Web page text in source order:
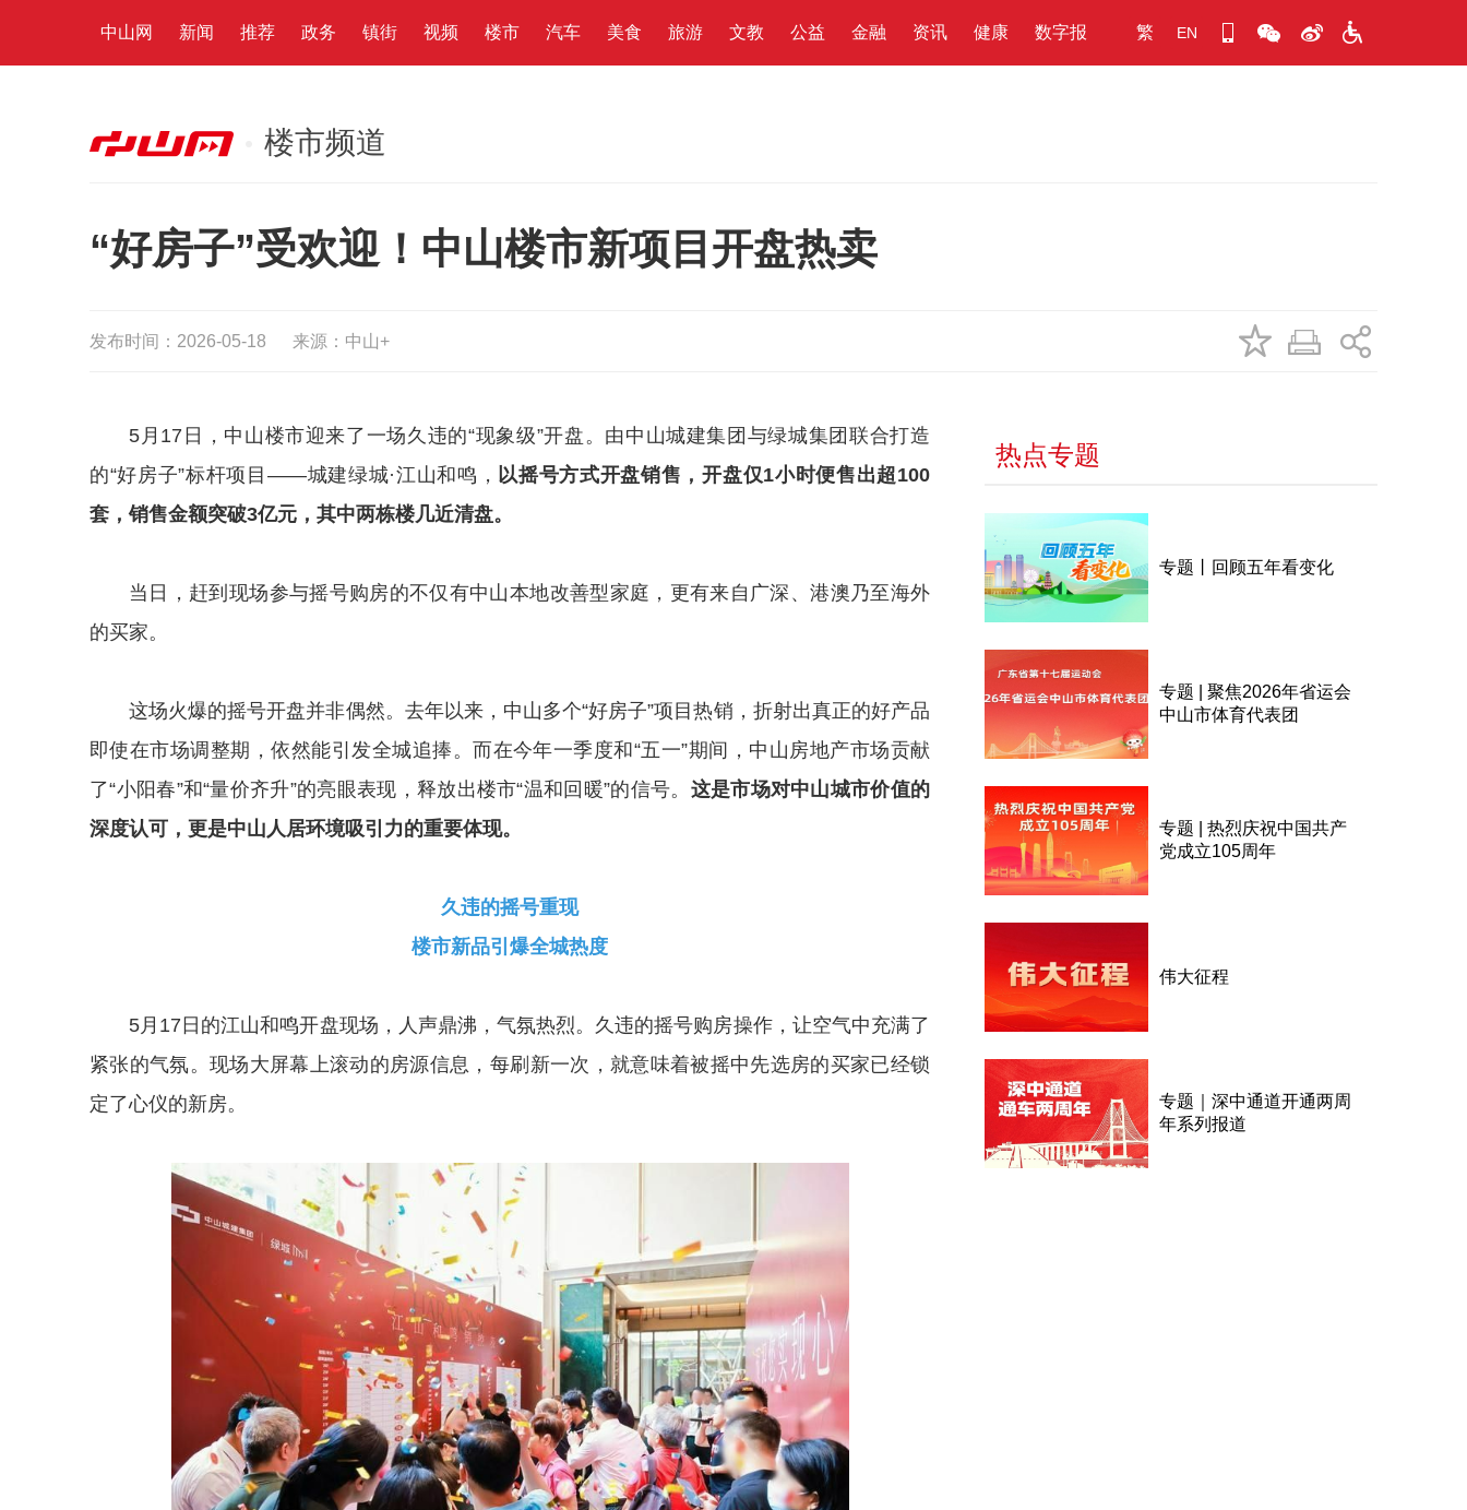
中山网 新闻 推荐 政务 镇街 视频 楼市 汽车 美食 旅游 文教 公益 金融 资讯 健康 数字报 繁 EN
楼市频道
“好房子”受欢迎！中山楼市新项目开盘热卖
发布时间：2026-05-18 来源：中山+
5月17日，中山楼市迎来了一场久违的“现象级”开盘。由中山城建集团与绿城集团联合打造
的“好房子”标杆项目——城建绿城·江山和鸣， 以摇号方式开盘销售，开盘仅1小时便售出超100
套，销售金额突破3亿元，其中两栋楼几近清盘。
当日，赶到现场参与摇号购房的不仅有中山本地改善型家庭，更有来自广深、港澳乃至海外
的买家。
这场火爆的摇号开盘并非偶然。去年以来，中山多个“好房子”项目热销，折射出真正的好产品
即使在市场调整期，依然能引发全城追捧。而在今年一季度和“五一”期间，中山房地产市场贡献
了“小阳春”和“量价齐升”的亮眼表现，释放出楼市“温和回暖”的信号。 这是市场对中山城市价值的
深度认可，更是中山人居环境吸引力的重要体现。
久违的摇号重现
楼市新品引爆全城热度
5月17日的江山和鸣开盘现场，人声鼎沸，气氛热烈。久违的摇号购房操作，让空气中充满了
紧张的气氛。现场大屏幕上滚动的房源信息，每刷新一次，就意味着被摇中先选房的买家已经锁
定了心仪的新房。
热点专题
专题丨回顾五年看变化
专题 | 聚焦2026年省运会
中山市体育代表团
专题 | 热烈庆祝中国共产
党成立105周年
伟大征程
专题｜深中通道开通两周
年系列报道